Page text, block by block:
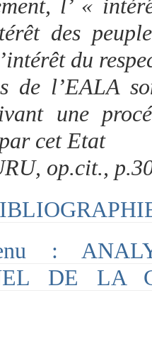
l’ «
des
du
de l’EALA
une
cet Etat
op.cit.,
:
DE LA